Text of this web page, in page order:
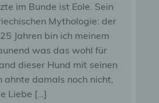
im Bunde ist Eole. Sein
Mythologie: der
Jahren bin ich meinem
was das wohl für
dieser Hund mit seinen
ahnte damals noch nicht,
Liebe […]